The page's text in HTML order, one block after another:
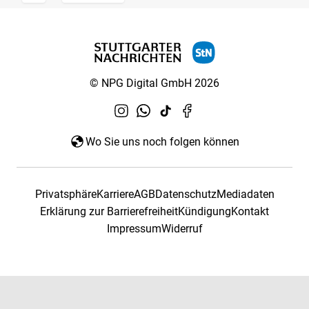
© NPG Digital GmbH 2026
Wo Sie uns noch folgen können
PrivatsphäreKarriereAGBDatenschutzMediadaten
Erklärung zur BarrierefreiheitKündigungKontakt
ImpressumWiderruf